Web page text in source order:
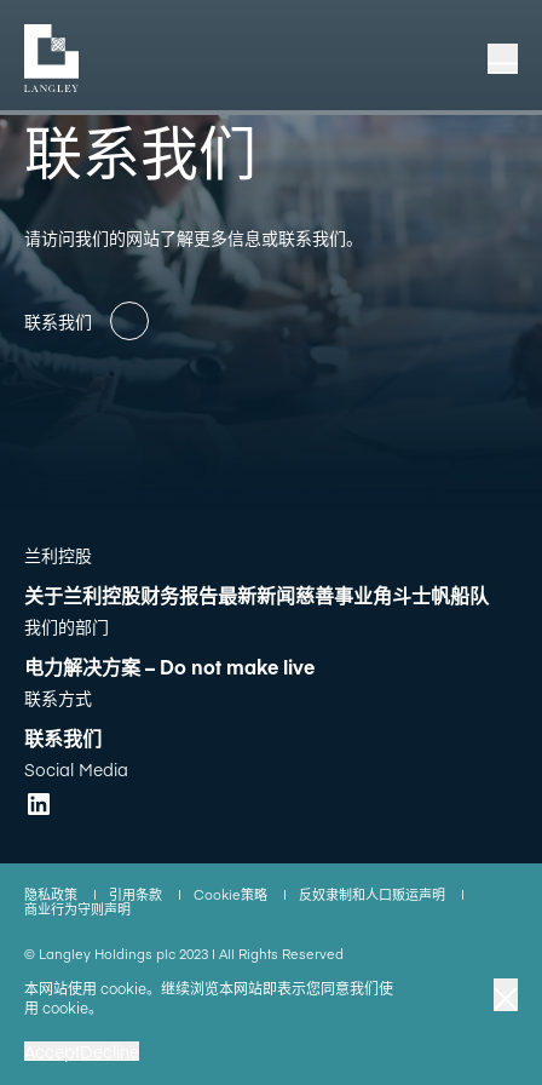
本网站使用 cookie。继续浏览本网站即表示您同意我们使
用 cookie。
联系我们
请访问我们的网站了解更多信息或联系我们。
联系我们
兰利控股
关于兰利控股财务报告最新新闻慈善事业角斗士帆船队
我们的部门
电力解决方案 – Do not make live
联系方式
联系我们
Social Media
隐私政策 | 引用条款 | Cookie策略 | 反奴隶制和人口贩运声明
|
商业行为守则声明
© Langley Holdings plc 2023 | All Rights Reserved